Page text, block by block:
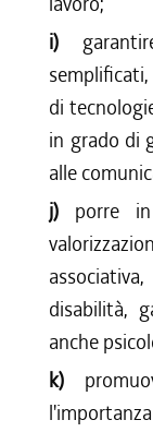
i)
di
in grado di
alle
j) porre
disabilità,
anche
k)